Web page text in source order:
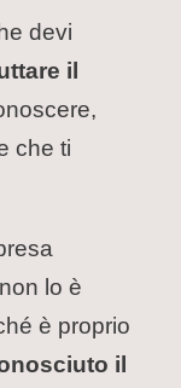
devi
il
che ti
lo è
è proprio
il